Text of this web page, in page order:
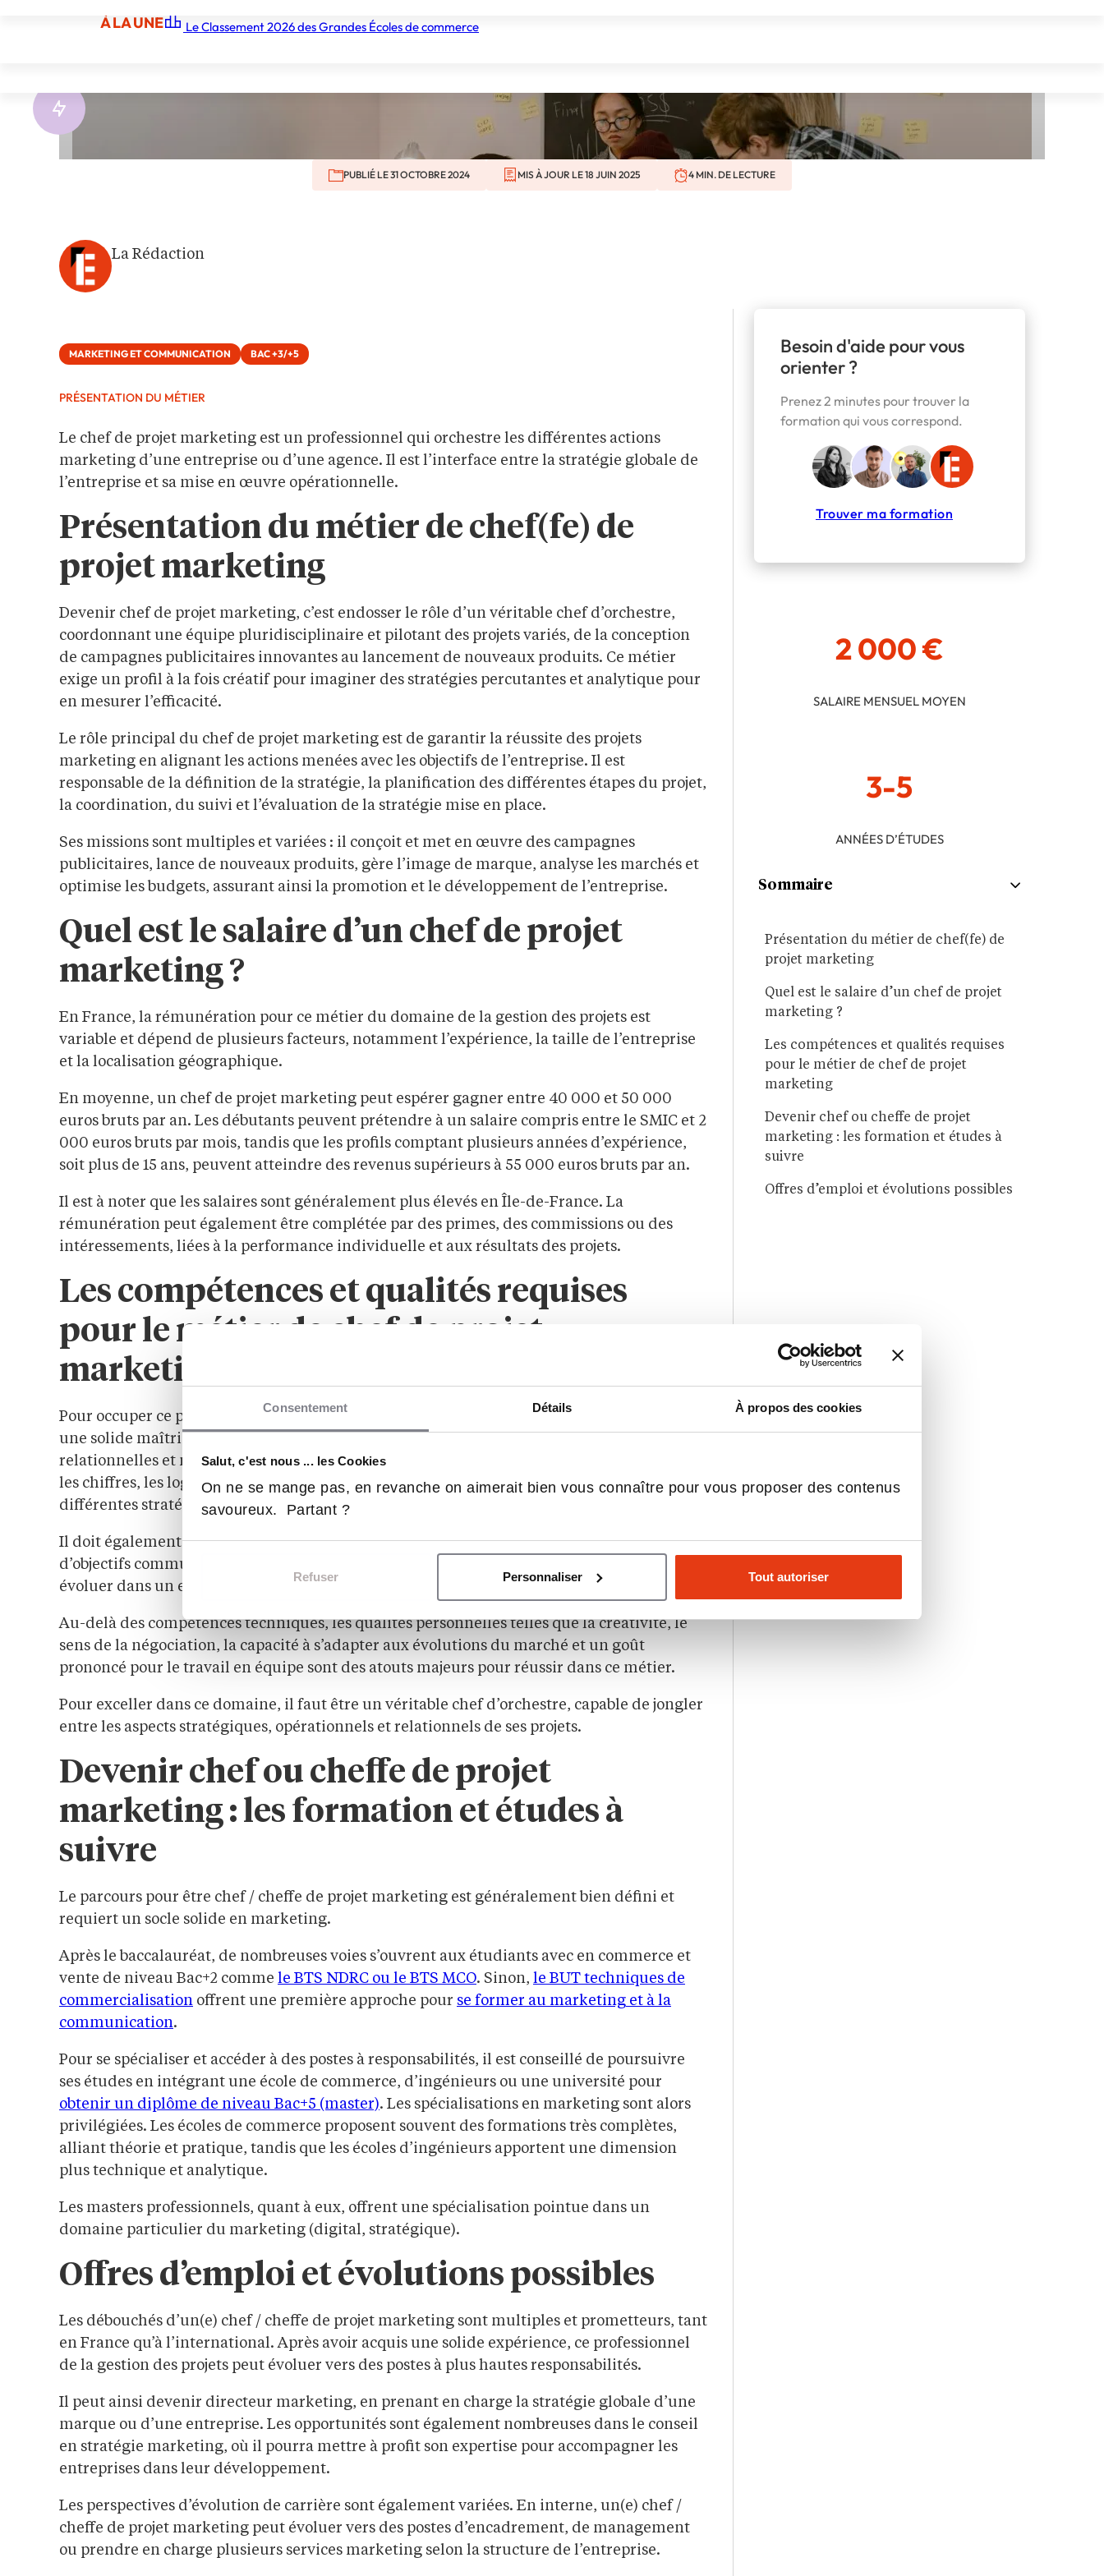
Consentement Détails À propos des cookies
Salut, c'est nous ... les Cookies
On ne se mange pas, en revanche on aimerait bien vous connaître pour vous proposer des contenus
savoureux. Partant ?
Refuser Personnaliser Tout autoriser
À LA UNE Le Classement 2026 des Grandes Écoles de commerce
chef de projet marketing
PUBLIÉ LE 31 OCTOBRE 2024 MIS À JOUR LE 18 JUIN 2025 4 MIN. DE LECTURE
La Rédaction
MARKETING ET COMMUNICATION BAC +3/+5
PRÉSENTATION DU MÉTIER
Le chef de projet marketing est un professionnel qui orchestre les différentes actions
marketing d’une entreprise ou d’une agence. Il est l’interface entre la stratégie globale de
l’entreprise et sa mise en œuvre opérationnelle.
Présentation du métier de chef(fe) de
projet marketing
Devenir chef de projet marketing, c’est endosser le rôle d’un véritable chef d’orchestre,
coordonnant une équipe pluridisciplinaire et pilotant des projets variés, de la conception
de campagnes publicitaires innovantes au lancement de nouveaux produits. Ce métier
exige un profil à la fois créatif pour imaginer des stratégies percutantes et analytique pour
en mesurer l’efficacité.
Le rôle principal du chef de projet marketing est de garantir la réussite des projets
marketing en alignant les actions menées avec les objectifs de l’entreprise. Il est
responsable de la définition de la stratégie, la planification des différentes étapes du projet,
la coordination, du suivi et l’évaluation de la stratégie mise en place.
Ses missions sont multiples et variées : il conçoit et met en œuvre des campagnes
publicitaires, lance de nouveaux produits, gère l’image de marque, analyse les marchés et
optimise les budgets, assurant ainsi la promotion et le développement de l’entreprise.
Quel est le salaire d’un chef de projet
marketing ?
En France, la rémunération pour ce métier du domaine de la gestion des projets est
variable et dépend de plusieurs facteurs, notamment l’expérience, la taille de l’entreprise
et la localisation géographique.
En moyenne, un chef de projet marketing peut espérer gagner entre 40 000 et 50 000
euros bruts par an. Les débutants peuvent prétendre à un salaire compris entre le SMIC et 2
000 euros bruts par mois, tandis que les profils comptant plusieurs années d’expérience,
soit plus de 15 ans, peuvent atteindre des revenus supérieurs à 55 000 euros bruts par an.
Il est à noter que les salaires sont généralement plus élevés en Île-de-France. La
rémunération peut également être complétée par des primes, des commissions ou des
intéressements, liées à la performance individuelle et aux résultats des projets.
Les compétences et qualités requises
pour le métier de chef de projet
marketing
Pour occuper ce poste au cœur de la gestion des projets, il est indispensable de combiner
une solide maîtrise des outils et techniques marketing avec de solides qualités
relationnelles et managériales. Un chef de projet marketing efficace doit être à l’aise avec
les chiffres, les logiciels de gestion de projet, les outils de marketing digital et les
différentes stratégies de communication.
Il doit également être capable de mener des projets de A à Z, en fédérant les équipes autour
d’objectifs communs. De plus, une excellente maîtrise de l’anglais est indispensable pour
évoluer dans un environnement professionnel international.
Au-delà des compétences techniques, les qualités personnelles telles que la créativité, le
sens de la négociation, la capacité à s’adapter aux évolutions du marché et un goût
prononcé pour le travail en équipe sont des atouts majeurs pour réussir dans ce métier.
Pour exceller dans ce domaine, il faut être un véritable chef d’orchestre, capable de jongler
entre les aspects stratégiques, opérationnels et relationnels de ses projets.
Devenir chef ou cheffe de projet
marketing : les formation et études à
suivre
Le parcours pour être chef / cheffe de projet marketing est généralement bien défini et
requiert un socle solide en marketing.
Après le baccalauréat, de nombreuses voies s’ouvrent aux étudiants avec en commerce et
vente de niveau Bac+2 comme le BTS NDRC ou le BTS MCO. Sinon, le BUT techniques de
commercialisation offrent une première approche pour se former au marketing et à la
communication.
Pour se spécialiser et accéder à des postes à responsabilités, il est conseillé de poursuivre
ses études en intégrant une école de commerce, d’ingénieurs ou une université pour
obtenir un diplôme de niveau Bac+5 (master). Les spécialisations en marketing sont alors
privilégiées. Les écoles de commerce proposent souvent des formations très complètes,
alliant théorie et pratique, tandis que les écoles d’ingénieurs apportent une dimension
plus technique et analytique.
Les masters professionnels, quant à eux, offrent une spécialisation pointue dans un
domaine particulier du marketing (digital, stratégique).
Offres d’emploi et évolutions possibles
Les débouchés d’un(e) chef / cheffe de projet marketing sont multiples et prometteurs, tant
en France qu’à l’international. Après avoir acquis une solide expérience, ce professionnel
de la gestion des projets peut évoluer vers des postes à plus hautes responsabilités.
Il peut ainsi devenir directeur marketing, en prenant en charge la stratégie globale d’une
marque ou d’une entreprise. Les opportunités sont également nombreuses dans le conseil
en stratégie marketing, où il pourra mettre à profit son expertise pour accompagner les
entreprises dans leur développement.
Les perspectives d’évolution de carrière sont également variées. En interne, un(e) chef /
cheffe de projet marketing peut évoluer vers des postes d’encadrement, de management
ou prendre en charge plusieurs services marketing selon la structure de l’entreprise.
Besoin d'aide pour vous
orienter ?
Prenez 2 minutes pour trouver la
formation qui vous correspond.
Trouver ma formation
2 000 €
SALAIRE MENSUEL MOYEN
3-5
ANNÉES D’ÉTUDES
Sommaire
Présentation du métier de chef(fe) de
projet marketing
Quel est le salaire d’un chef de projet
marketing ?
Les compétences et qualités requises
pour le métier de chef de projet
marketing
Devenir chef ou cheffe de projet
marketing : les formation et études à
suivre
Offres d’emploi et évolutions possibles